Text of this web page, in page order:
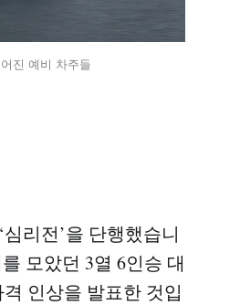
진 예비 차주들
리전’을 단행했습니
모았던 3열 6인승 대
인상을 발표한 것입